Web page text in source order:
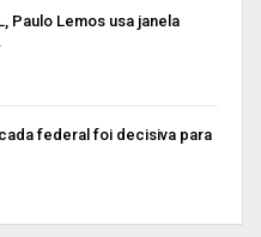
Paulo Lemos usa janela
federal foi decisiva para